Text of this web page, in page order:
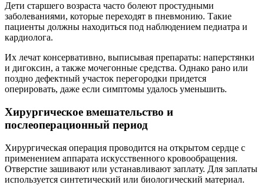
Дети старшего возраста часто болеют простудными
заболеваниями, которые переходят в пневмонию. Такие
пациенты должны находиться под наблюдением педиатра и
кардиолога.
Их лечат консервативно, выписывая препараты: наперстянки
и дигоксин, а также мочегонные средства. Однако рано или
поздно дефектный участок перегородки придется
оперировать, даже если симптомы удалось уменьшить.
Хирургическое вмешательство и
послеоперационный период
Хирургическая операция проводится на открытом сердце с
применением аппарата искусственного кровообращения.
Отверстие зашивают или устанавливают заплату. Для заплаты
используется синтетический или биологический материал.